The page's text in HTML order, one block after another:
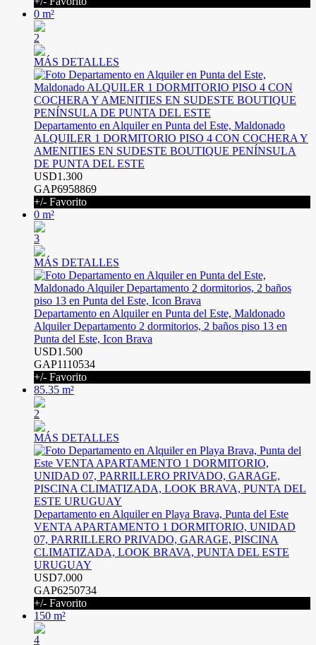
0 m²
2
MÁS DETALLES
Departamento en Alquiler en Punta del Este, Maldonado
ALQUILER 1 DORMITORIO PISO 4 CON COCHERA Y
AMENITIES EN SUDESTE BOUTIQUE PENÍNSULA
DE PUNTA DEL ESTE
USD1.300
GAP6958869
+/- Favorito
0 m²
3
MÁS DETALLES
Departamento en Alquiler en Punta del Este, Maldonado
Alquiler Departamento 2 dormitorios, 2 baños piso 13 en
Punta del Este, Icon Brava
USD1.500
GAP1110534
+/- Favorito
85.35 m²
2
MÁS DETALLES
Departamento en Alquiler en Playa Brava, Punta del Este
VENTA APARTAMENTO 1 DORMITORIO, UNIDAD
07, PARRILLERO PRIVADO, GARAGE, PISCINA
CLIMATIZADA, LOOK BRAVA, PUNTA DEL ESTE
URUGUAY
USD7.000
GAP6250734
+/- Favorito
150 m²
4